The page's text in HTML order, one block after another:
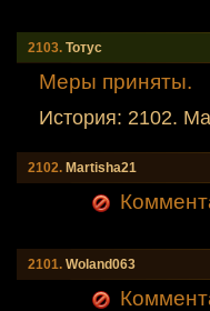
2103. Тотус
Меры приняты.
История: 2102.
2102. Martisha21
2101. Woland063